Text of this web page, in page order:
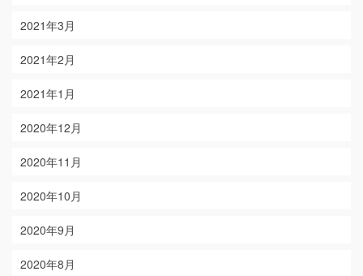
2021年3月
2021年2月
2021年1月
2020年12月
2020年11月
2020年10月
2020年9月
2020年8月